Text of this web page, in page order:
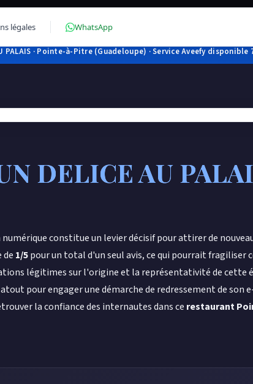
légales WhatsApp
· Pointe-à-Pitre (Guadeloupe) · Service Aveefy disponible
DELICE AU
constitue un levier décisif pour attirer de
1/5pour un total d'un seul avis, ce qui pourrait fragiliser
légitimes sur l'origine et la représentativité de cette
pour engager une démarche de redressement de
la confiance des internautes dans ce restaurant